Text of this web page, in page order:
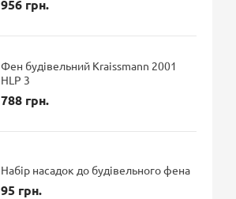
956 грн.
Фен будівельний Kraissmann 2001
HLP 3
788 грн.
Набір насадок до будівельного фена
95 грн.